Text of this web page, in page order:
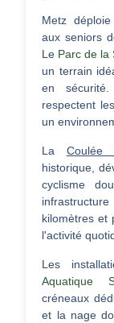
Metz
aux seniors
Le Parc de la
un terrain
en
respectent
un
La Coulée
historique,
cyclisme
kilomètres et
l'activité
Les
Aquatique
créneaux
et la nage